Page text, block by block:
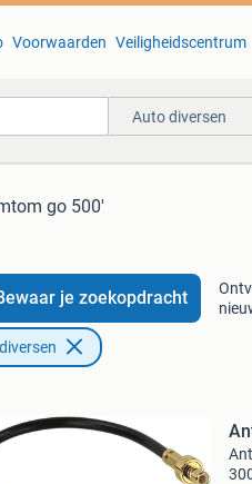
Voorwaarden Veiligheidscentrum
Auto diversen
go 500'
je zoekopdracht